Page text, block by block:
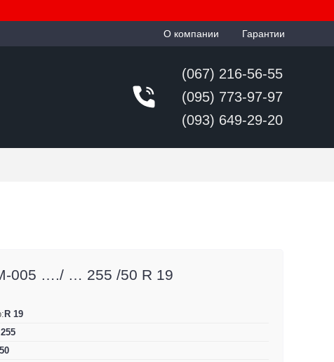
О компании Гарантии
(067) 216-56-55
(095) 773-97-97
(093) 649-29-20
005 …./ … 255 /50 R 19
R 19
255
50